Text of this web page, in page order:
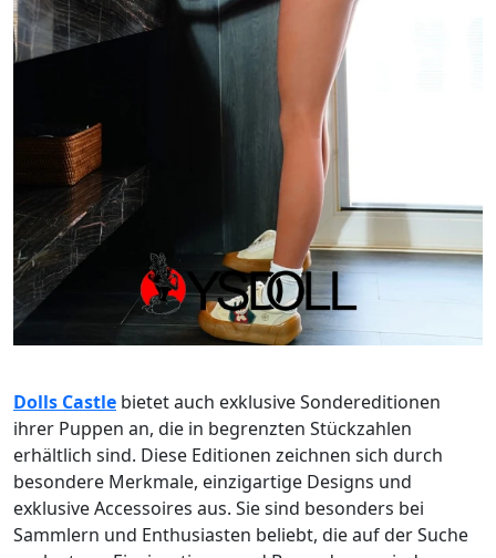
Dolls Castle bietet auch exklusive Sondereditionen
ihrer Puppen an, die in begrenzten Stückzahlen
erhältlich sind. Diese Editionen zeichnen sich durch
besondere Merkmale, einzigartige Designs und
exklusive Accessoires aus. Sie sind besonders bei
Sammlern und Enthusiasten beliebt, die auf der Suche